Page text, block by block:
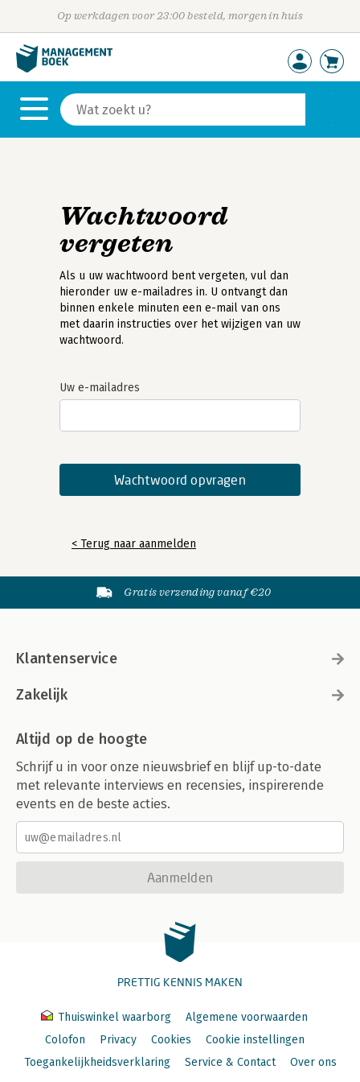
Op werkdagen voor 23:00 besteld, morgen in huis
Wachtwoord
vergeten
Als u uw wachtwoord bent vergeten, vul dan
hieronder uw e-mailadres in. U ontvangt dan
binnen enkele minuten een e-mail van ons
met daarin instructies over het wijzigen van uw
wachtwoord.
Uw e-mailadres
< Terug naar aanmelden
Gratis verzending vanaf €20
Klantenservice
Zakelijk
Altijd op de hoogte
Schrijf u in voor onze nieuwsbrief en blijf up-to-date
met relevante interviews en recensies, inspirerende
events en de beste acties.
Aanmelden
PRETTIG KENNIS MAKEN
Thuiswinkel waarborg
Algemene voorwaarden
Colofon
Privacy Cookies
Cookie instellingen
Toegankelijkheidsverklaring
Service & Contact Over ons